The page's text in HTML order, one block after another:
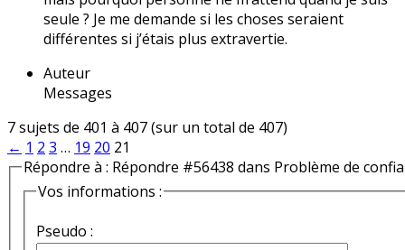
seule ? Je me demande si les choses seraient
différentes si j’étais plus extravertie.
Auteur
Messages
7 sujets de 401 à 407 (sur un total de 407)
← 1 2 3 … 19 20 21
Répondre à : Répondre #56438 dans Problème de
Vos informations :
Pseudo :